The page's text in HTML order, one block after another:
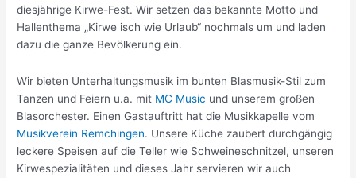
diesjährige Kirwe-Fest. Wir setzen das bekannte Motto und
Hallenthema „Kirwe isch wie Urlaub“ nochmals um und laden
dazu die ganze Bevölkerung ein.
Wir bieten Unterhaltungsmusik im bunten Blasmusik-Stil zum
Tanzen und Feiern u.a. mit MC Music und unserem großen
Blasorchester. Einen Gastauftritt hat die Musikkapelle vom
Musikverein Remchingen. Unsere Küche zaubert durchgängig
leckere Speisen auf die Teller wie Schweineschnitzel, unseren
Kirwespezialitäten und dieses Jahr servieren wir auch